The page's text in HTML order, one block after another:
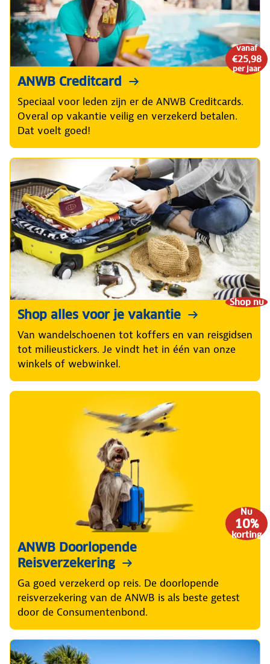
vanaf
€25,98
per jaar
ANWB Creditcard
Speciaal voor leden zijn er de ANWB Creditcards.
Overal op vakantie veilig en verzekerd betalen.
Dat voelt goed!
Shop nu
Shop alles voor je vakantie
Van wandelschoenen tot koffers en van reisgidsen
tot milieustickers. Je vindt het in één van onze
winkels of webwinkel.
Nu
10%
korting
ANWB Doorlopende
Reisverzekering
Ga goed verzekerd op reis. De doorlopende
reisverzekering van de ANWB is als beste getest
door de Consumentenbond.